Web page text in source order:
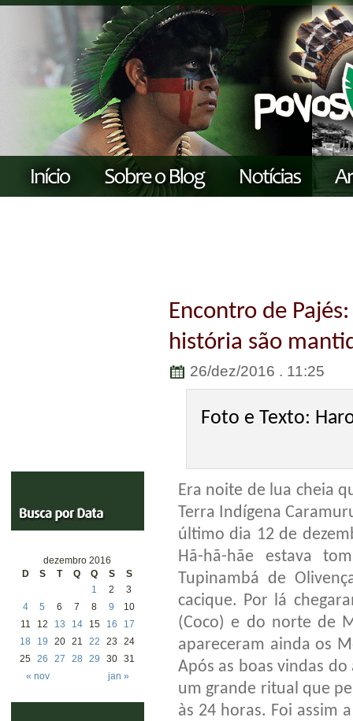
dezembro 2016
D
S T Q Q S S
« nov jan »
1 2
3
4
5 6 7 8 9
10
11
12 13 14 15 16
17
18
19 20 21 22 23
24
25 26 27 28 29 30 31
Encontro de
história são
26/dez/2016 . 11:25
Foto e Texto:
Era noite de lua cheia
Terra Indígena
último dia 12 de
Hã-hã-hãe estava
Tupinambá de
cacique. Por lá
(Coco) e do norte de
apareceram ainda os
Após as boas vindas
um grande ritual que
às 24 horas. Foi assim